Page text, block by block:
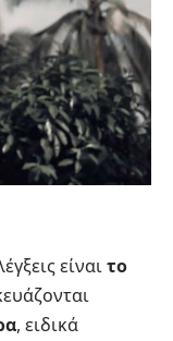
είναιτο
, ειδικά